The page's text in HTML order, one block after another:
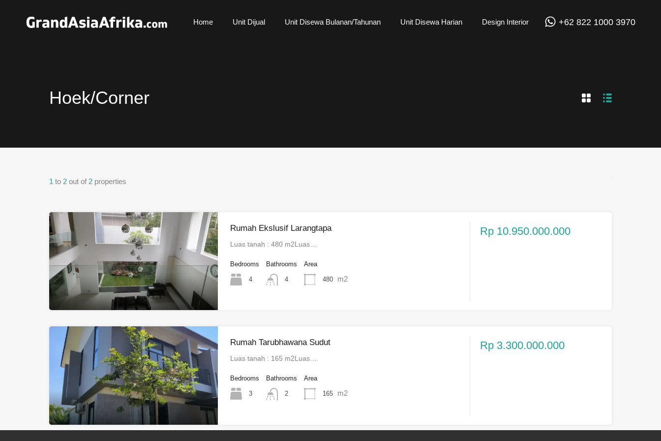
Home Unit Dijual Unit Disewa Bulanan/Tahunan Unit Disewa Harian Design Interior +62 822 1000 3970
Hoek/Corner
1 to 2 out of 2 properties
Rumah Ekslusif Larangtapa
Luas tanah : 480 m2Luas…
Bedrooms
4
Bathrooms
4
Area
480 m2
Rp 10.950.000.000
Rumah Tarubhawana Sudut
Luas tanah : 165 m2Luas…
Bedrooms
3
Bathrooms
2
Area
165 m2
Rp 3.300.000.000